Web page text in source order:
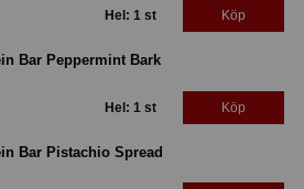
Hel: 1 st Köp
Bar Peppermint Bark
Hel: 1 st Köp
Bar Pistachio Spread